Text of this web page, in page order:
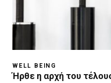
WELL BEING
Ήρθε η αρχή του